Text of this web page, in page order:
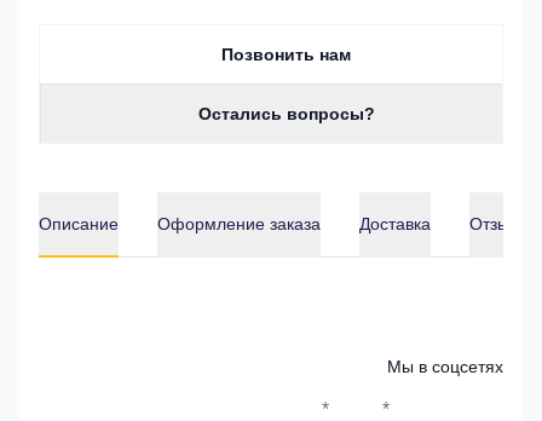
Позвонить нам
Остались вопросы?
Описание Оформление заказа Доставка Отзывы
Мы в соцсетях
* *